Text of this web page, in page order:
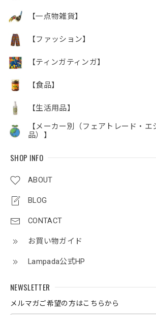
【一点物雑貨】
【ファッション】
【ティンガティンガ】
【食品】
【生活用品】
【メーカー別（フェアトレード・エ
品）】
SHOP INFO
ABOUT
BLOG
CONTACT
お買い物ガイド
Lampada公式HP
NEWSLETTER
メルマガご希望の方はこちらから